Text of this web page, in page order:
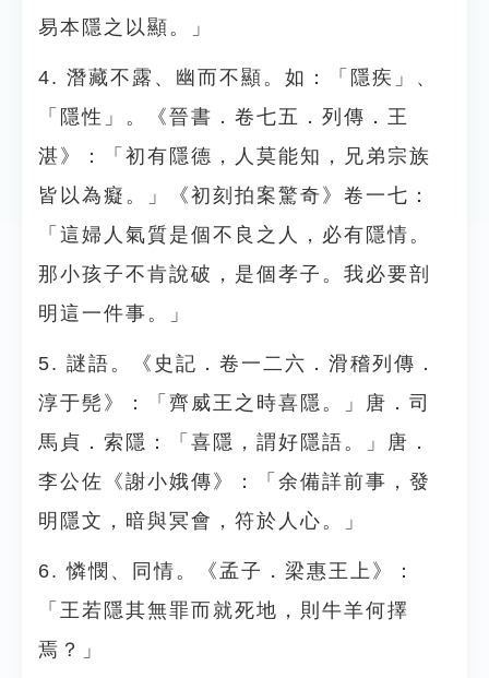
易本隱之以顯。」
4. 潛藏不露、幽而不顯。如：「隱疾」、
「隱性」。《晉書．卷七五．列傳．王
湛》：「初有隱德，人莫能知，兄弟宗族
皆以為癡。」《初刻拍案驚奇》卷一七：
「這婦人氣質是個不良之人，必有隱情。
那小孩子不肯說破，是個孝子。我必要剖
明這一件事。」
5. 謎語。《史記．卷一二六．滑稽列傳．
淳于髡》：「齊威王之時喜隱。」唐．司
馬貞．索隱：「喜隱，謂好隱語。」唐．
李公佐《謝小娥傳》：「余備詳前事，發
明隱文，暗與冥會，符於人心。」
6. 憐憫、同情。《孟子．梁惠王上》：
「王若隱其無罪而就死地，則牛羊何擇
焉？」